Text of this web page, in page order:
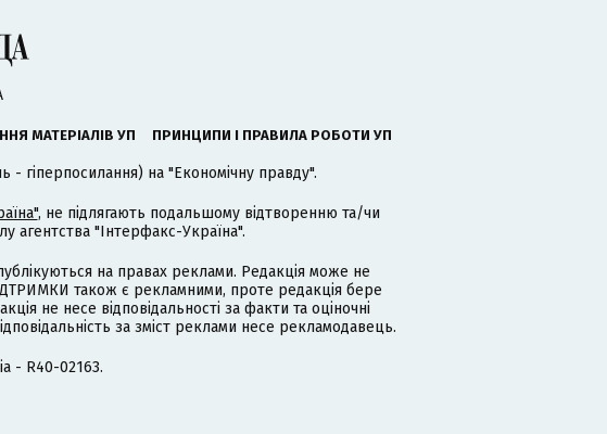
МАТЕРІАЛІВ УП ПРИНЦИПИ І ПРАВИЛА РОБОТИ УП
- гіперпосилання) на "Економічну правду".
, не підлягають подальшому відтворенню та/чи
агентства "Інтерфакс-Україна".
на правах реклами. Редакція може не
також є рекламними, проте редакція бере
не несе відповідальності за факти та оціночні
за зміст реклами несе рекламодавець.
- R40-02163.